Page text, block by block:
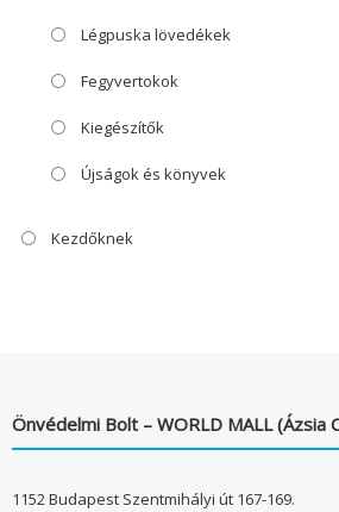
Légpuska lövedékek
Fegyvertokok
Kiegészítők
Újságok és könyvek
Kezdőknek
Önvédelmi Bolt – WORLD MALL (Ázsia
1152 Budapest Szentmihályi út 167-169.